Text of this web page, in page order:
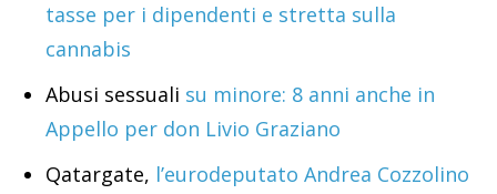
tasse per i dipendenti e stretta sulla
cannabis
Abusi sessuali su minore: 8 anni anche in
Appello per don Livio Graziano
Qatargate, l’eurodeputato Andrea Cozzolino